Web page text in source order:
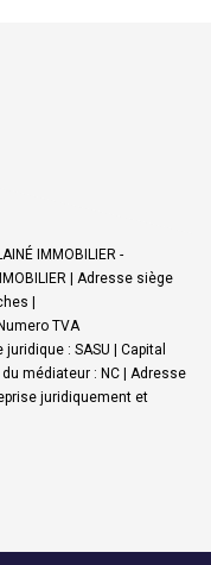
IMMOBILIER -
| Adresse siège
|
TVA
: SASU | Capital
médiateur : NC | Adresse
juridiquement et